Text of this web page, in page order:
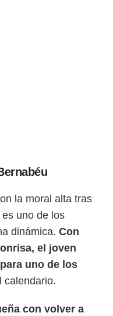
la moral alta tras
uno de los
dinámica. Con
el joven
uno de los
calendario.
con volver a